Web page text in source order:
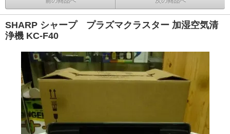
SHARP シャープ プラズマクラスター 加湿空気清
浄機 KC-F40